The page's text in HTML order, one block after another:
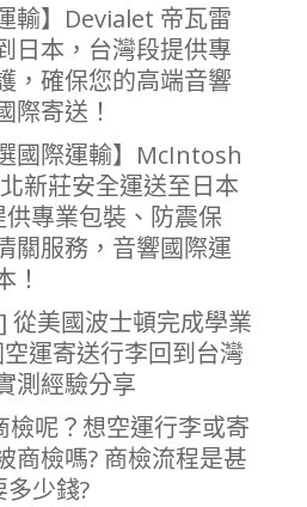
輸】Devialet 帝瓦雷
日本，台灣段提供專
，確保您的高端音響
際寄送！
國際運輸】McIntosh
新莊安全運送至日本
專業包裝、防震保
關服務，音響國際運
！
從美國波士頓完成學業
運寄送行李回到台灣
測經驗分享
檢呢？想空運行李或寄
商檢嗎? 商檢流程是甚
多少錢?